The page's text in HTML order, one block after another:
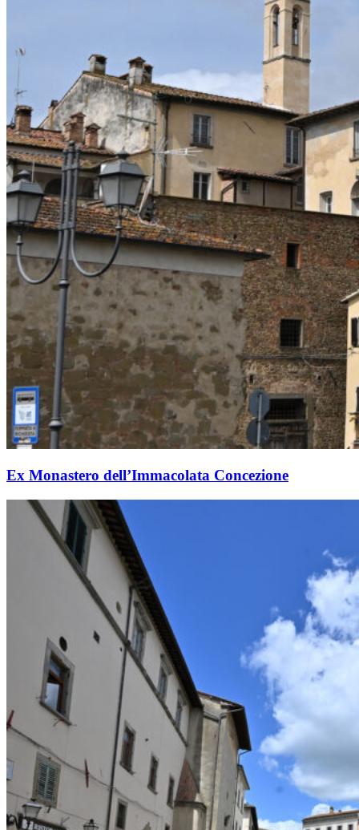
Ex Monastero dell’Immacolata Concezione